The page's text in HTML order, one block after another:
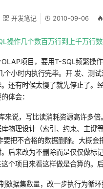
开发笔记 2010-09-06
操作几个数百万行到上千万行
项目，要用T-SQL频繁操
个小时内执行完毕。开 发、测
还有时候太慢了就先停止了。
体会：
来说，写比读消耗资源高许多
物理设计（索引、约束、主键
要把不合格的数据删除。大概
后来改为不删除而是仅仅做标
个项目来看这样做是合算的。
数据集数量，改一步执行为循